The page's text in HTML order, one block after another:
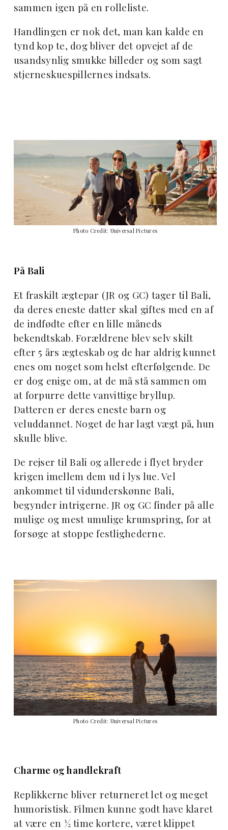
sammen igen på en rolleliste.
Handlingen er nok det, man kan kalde en
tynd kop te, dog bliver det opvejet af de
usandsynlig smukke billeder og som sagt
stjerneskuespillernes indsats.
Photo Credit: Universal Pictures
På Bali
Et fraskilt ægtepar (JR og GC) tager til Bali,
da deres eneste datter skal giftes med en af
de indfødte efter en lille måneds
bekendtskab. Forældrene blev selv skilt
efter 5 års ægteskab og de har aldrig kunnet
enes om noget som helst efterfølgende. De
er dog enige om, at de må stå sammen om
at forpurre dette vanvittige bryllup.
Datteren er deres eneste barn og
veluddannet. Noget de har lagt vægt på, hun
skulle blive.
De rejser til Bali og allerede i flyet bryder
krigen imellem dem ud i lys lue. Vel
ankommet til vidunderskønne Bali,
begynder intrigerne. JR og GC finder på alle
mulige og mest umulige krumspring, for at
forsøge at stoppe festlighederne.
Photo Credit: Universal Pictures
Charme og handlekraft
Replikkerne bliver returneret let og meget
humoristisk. Filmen kunne godt have klaret
at være en ½ time kortere, været klippet